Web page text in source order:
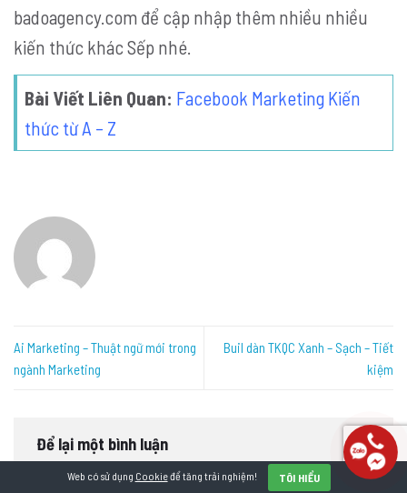
badoagency.com để cập nhập thêm nhiều nhiều
kiến thức khác Sếp nhé.
Bài Viết Liên Quan: Facebook Marketing Kiến
thức từ A – Z
Ai Marketing – Thuật ngữ mới trong
ngành Marketing
Buil dàn TKQC Xanh – Sạch – Tiết
kiệm
Để lại một bình luận
Email của bạn sẽ không được hiển thị công khai. Các trường bắt
Web có sử dụng Cookieđể tăng trải nghiệm! TÔI HIỂU